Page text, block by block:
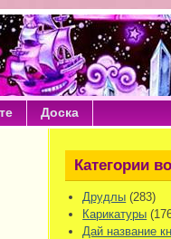
Доска
Категории
Друдлы (283)
Карикатуры
Дай название